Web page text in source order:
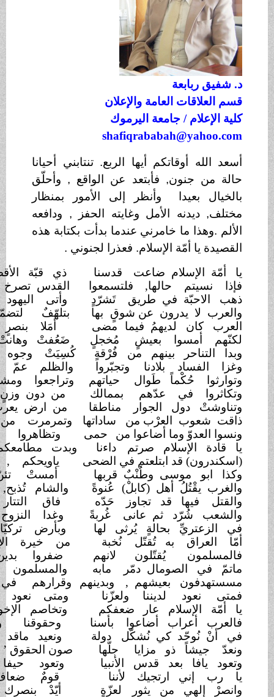
العامة والإعلان
/ جامعة اليرموك
أيها الربع. تنتابني أحيانا
فأبتعد عن الواقع , وأحلّق
وأنظر إلى الأمور بمنظار
الأمل وغايته الحفز , ودافعه
ما خامرني عندما بدأت بكتابة هذه
أمّة الإسلام. فعذرا لجنوني .
ضاعت
قدسنا
حالها,
فلتسمعوا
في طريق تَشرّدٍ
يدرون عن شوقٍ بها
لديهمُ فيمامضى
بعيشٍ
مُخجلٍ
بينهم من فُرْقةٍ
بلادنا
وتجبّروا
حُكْماً طَوال
حياتهم
في عدّهم
بممالك
دول الجوار
مناطقا
العرْب من ساداتها
وما أضاعوا من حمى
صرتم
داءنا
قد ابتلعتم في الضحى
موسى وطُنْبٌ قربها
أهل (كابلْ)عُنوةً
قد تجاوزحَدّه
ثم عانى
غُربةً
بحالةٍ يُرثىلها
به تُقتّل نُخبة
يُقتّلون لانهم
دمّر
مابه
بعيشهم , وبدينهم
لديننا
ولعزّنا
عارضعفكم
أضاعوا
بأسنا
كي نُشكّل دولة
ذو مزايا جلّها
بعد قدس الأنبيا
ارتجيك
لأننا
من يثور لعزّةٍ
ذي قبّة الأقصى تئنُّ جِواري
القدس تصرخ أين هم أنصاري
وأتى اليهود بُعيْدهم للدار
بتلهّفٌ لتضمّكم
كسواري
أمَلا بنصرٍ دون أيّ قرار
ضَعُفتْ وهانتْ أغلب
الأقطار
كُسِيَتْ وجوه رؤوسهمبالعار
والظلم عمّ وجيء
بالأشرار
وتراجعوا ومشوا بدربِ
دمارِ
من دون وزنٍ , بل بعيش صَغارِ
من ارض يعرب دون شدّ إزارِ
وتمرمرت من طُغْمة الفجّار
وتظاهروا بالعزّ والإكْبارِ
وبدت مطامعكم لقضمدِياري
ياويحكم , يا أمّةالمليارِ
أمستْ تئنّ تصيح للثوار
والشام تُذبح, تصطلي
بالنار
فاق التتار وهتلرٌ
بمرار
وغدا النزوح لأهلها إجباري
وبأرض تركيّا كحال
جَواري
من خيرة الإخوان والأحرار
ضفروا بدين الله كالأبرار
والمسلمون بحالةالإصغار
وقرارهم في قبْضة
الكفّار
ومتى نعود لوحدة الشُطّار
وتخاصم الإخوان في
الأخبار
وحقوقنا وبلادنا وخياري
ونعيد ماقد ضاع من أمصار
صون الحقوق ’ تسير فيالإعمار
وتعود حيفا أحمد
الجزّار
قومٌ ضعاف ,أهدناللثار
أيّدْ بنصرك جحفل الأحرار